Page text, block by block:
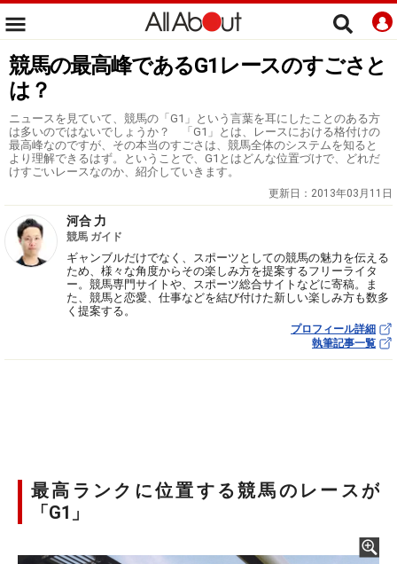
競馬の最高峰であるG1レースのすごさと
は？
ニュースを見ていて、競馬の「G1」という言葉を耳にしたことのある方
は多いのではないでしょうか？ 「G1」とは、レースにおける格付けの
最高峰なのですが、その本当のすごさは、競馬全体のシステムを知ると
より理解できるはず。ということで、G1とはどんな位置づけで、どれだ
けすごいレースなのか、紹介していきます。
更新日： 2013年03月11日
河合 力
競馬 ガイド
ギャンブルだけでなく、スポーツとしての競馬の魅力を伝える
ため、様々な角度からその楽しみ方を提案するフリーライタ
ー。競馬専門サイトや、スポーツ総合サイトなどに寄稿。ま
た、競馬と恋愛、仕事などを結び付けた新しい楽しみ方も数多
く提案する。
プロフィール詳細
執筆記事一覧
最高ランクに位置する競馬のレースが
「G1」